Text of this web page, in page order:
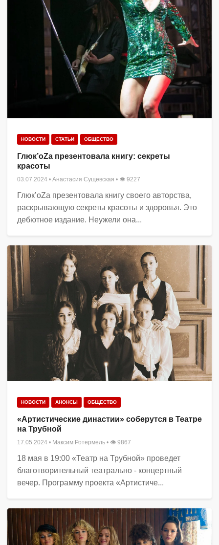
НОВОСТИ СТАТЬИ ОБЩЕСТВО
Глюк’oZa презентовала книгу: секреты
красоты
03.07.2024 • Анастасия Сущевская • 👁 9227
Глюк’oZa презентовала книгу своего авторства,
раскрывающую секреты красоты и здоровья. Это
дебютное издание. Неужели она...
НОВОСТИ АНОНСЫ ОБЩЕСТВО
«Артистические династии» соберутся в Театре
на Трубной
17.05.2024 • Максим Ротермель • 👁 9867
18 мая в 19:00 «Театр на Трубной» проведет
благотворительный театрально - концертный
вечер. Программу проекта «Артистиче...